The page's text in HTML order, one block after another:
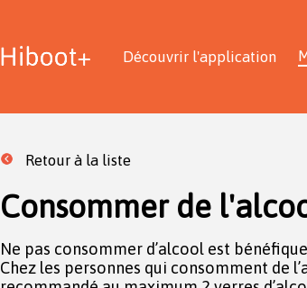
Découvrir l'application
Retour à la liste
Consommer de
Ne pas consommer d’alcool est
Chez les personnes qui consomment de